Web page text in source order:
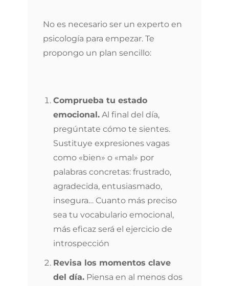
No es necesario ser un experto en
psicología para empezar. Te
propongo un plan sencillo:
Comprueba tu estado
emocional. Al final del día,
pregúntate cómo te sientes.
Sustituye expresiones vagas
como «bien» o «mal» por
palabras concretas: frustrado,
agradecida, entusiasmado,
insegura… Cuanto más preciso
sea tu vocabulario emocional,
más eficaz será el ejercicio de
introspección
Revisa los momentos clave
del día. Piensa en al menos dos